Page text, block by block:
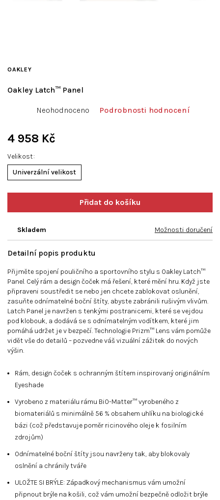
Velikost
Univerzální velikost
4 958 Kč
Skladem Možnosti doručení
Oakley Latch™ Panel
OAKLEY
hodnocení
je
0,0
hvězdiček.
Neohodnoceno Podrobnosti hodnocení
Detailní popis produktu
Přijměte spojení pouličního a sportovního stylu s Oakley Latch™
Panel. Celý rám a design čoček má řešení, které mění hru. Když jste
připraveni soustředit se nebo jen chcete zablokovat oslunění,
zasuňte odnímatelné boční štíty, abyste zabránili rušivým vlivům.
Latch Panel je navržen s tenkými postranicemi, které se vejdou
pod klobouk, a dodává se s odnímatelným vodítkem, které jim
pomáhá udržet je v bezpečí. Technologie Prizm™ Lens vám pomůže
vidět vše do detailů – pozvedne váš vizuální zážitek do nových
výšin.
Rám, design čoček s ochranným štítem inspirovaný originálním
Eyeshade
Vyrobeno z materiálu rámu BiO-Matter™ vyrobeného z
biomateriálů s minimálně 56 % obsahem uhlíku na biologické
bázi (což představuje poměr ricinového oleje k fosilním
zdrojům)
Odnímatelné boční štíty jsou navrženy tak, aby blokovaly
oslnění a chránily tváře
ULOŽTE SI BRÝLE: Západkový mechanismus vám umožní
připnout brýle na košili, což vám umožní bezpečně odložit brýle